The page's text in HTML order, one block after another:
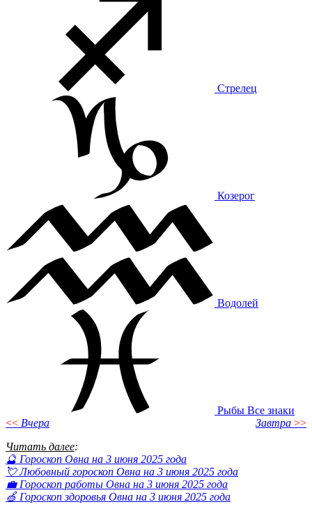
Стрелец
Козерог
Водолей
Рыбы Все знаки
<< Вчера Завтра >>
Читать далее:
🔮 Гороскоп Овна на 3 июня 2025 года
💘 Любовный гороскоп Овна на 3 июня 2025 года
💼 Гороскоп работы Овна на 3 июня 2025 года
🍏 Гороскоп здоровья Овна на 3 июня 2025 года